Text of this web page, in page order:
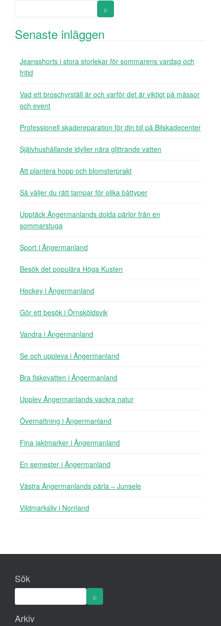
Senaste inläggen
Jeansshorts i stora storlekar för sommarens vardag och
fritid
Vad ett broschyrställ är och varför det är viktigt på mässor
och event
Professionell skadereparation för din bil på Bilskadecenter
Självhushållande idyller nära glittrande vatten
Att plantera hopp och blomsterprakt
Så väljer du rätt tampar för olika båttyper
Upptäck Ångermanlands dolda pärlor från en
sommarstuga
Sport i Ångermanland
Besök det populära Höga Kusten
Hockey i Ångermanland
Gör ett besök i Örnsköldsvik
Vandra i Ångermanland
Se och uppleva i Ångermanland
Bra fiskevatten i Ångermanland
Upplev Ångermanlands vackra natur
Övernattning i Ångermanland
Fina jaktmarker i Ångermanland
En semester i Ångermanland
Västra Ångermanlands pärla – Junsele
Vildmarksliv i Norrland
Sök
Arkiv